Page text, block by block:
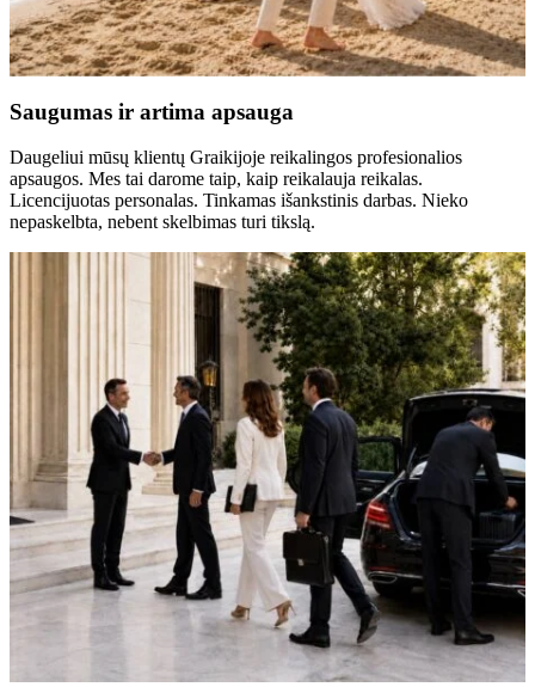
Saugumas ir artima apsauga
Daugeliui mūsų klientų Graikijoje reikalingos profesionalios
apsaugos. Mes tai darome taip, kaip reikalauja reikalas.
Licencijuotas personalas. Tinkamas išankstinis darbas. Nieko
nepaskelbta, nebent skelbimas turi tikslą.